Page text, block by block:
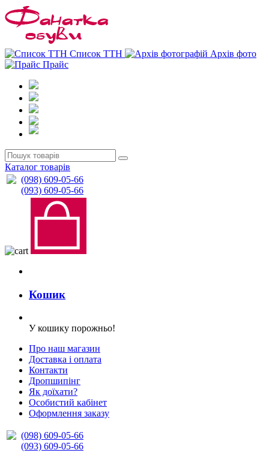
Список ТТН
Архів фото
Прайс
Каталог товарів
(098) 609-05-66
(093) 609-05-66
Кошик
У кошику порожньо!
Про наш магазин
Доставка і оплата
Контакти
Дропшипінг
Як доїхати?
Особистий кабінет
Оформлення заказу
(098) 609-05-66
(093) 609-05-66